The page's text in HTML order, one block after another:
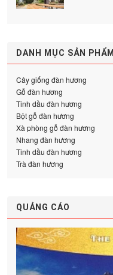
DANH MỤC SẢN PHẨM
Cây giống đàn hương
Gỗ đàn hương
Tinh dầu đàn hương
Bột gỗ đàn hương
Xà phòng gỗ đàn hương
Nhang đàn hương
Tinh dầu đàn hương
Trà đàn hương
QUẢNG CÁO